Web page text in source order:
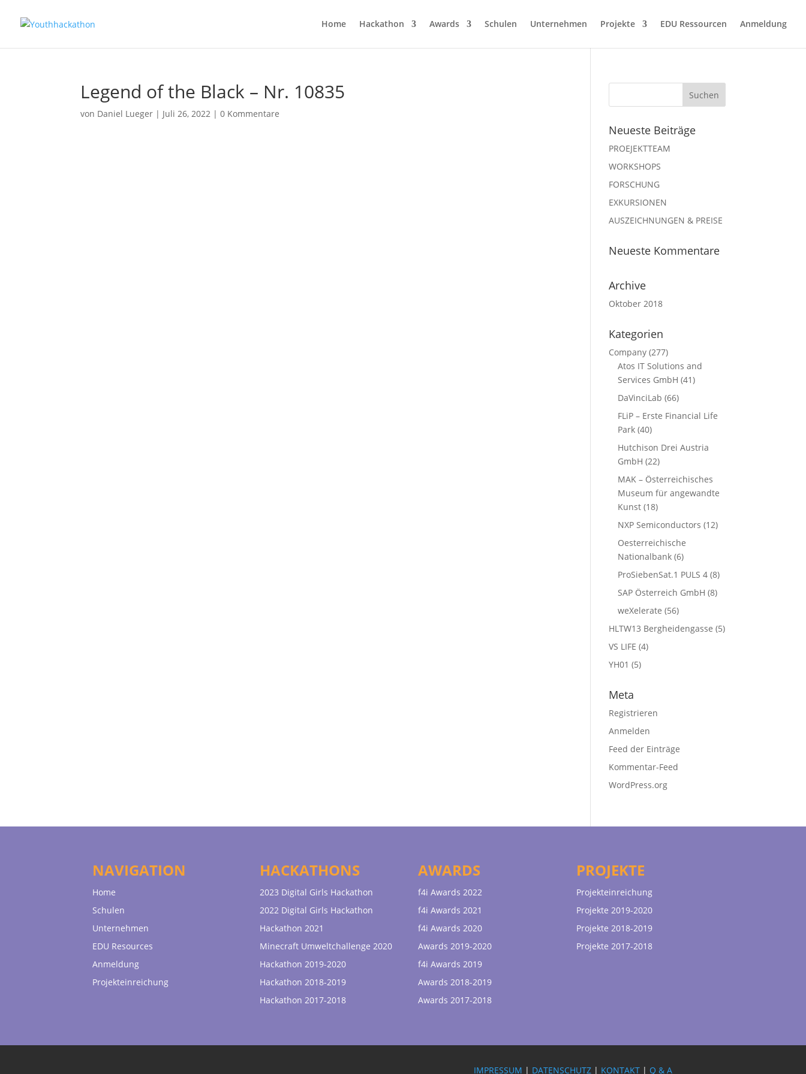
Home Hackathon Awards Schulen Unternehmen Projekte EDU Ressourcen Anmeldung
Legend of the Black – Nr. 10835
von Daniel Lueger | Juli 26, 2022 |0 Kommentare
Neueste Beiträge
PROEJEKTTEAM
WORKSHOPS
FORSCHUNG
EXKURSIONEN
AUSZEICHNUNGEN & PREISE
Neueste Kommentare
Archive
Oktober 2018
Kategorien
Company (277)
Atos IT Solutions and
Services GmbH (41)
DaVinciLab (66)
FLiP – Erste Financial Life
Park (40)
Hutchison Drei Austria
GmbH (22)
MAK – Österreichisches
Museum für angewandte
Kunst (18)
NXP Semiconductors (12)
Oesterreichische
Nationalbank (6)
ProSiebenSat.1 PULS 4 (8)
SAP Österreich GmbH (8)
weXelerate (56)
HLTW13 Bergheidengasse (5)
VS LIFE (4)
YH01 (5)
Meta
Registrieren
Anmelden
Feed der Einträge
Kommentar-Feed
WordPress.org
NAVIGATION
Home
Schulen
Unternehmen
EDU Resources
Anmeldung
Projekteinreichung
HACKATHONS
2023 Digital Girls Hackathon
2022 Digital Girls Hackathon
Hackathon 2021
Minecraft Umweltchallenge 2020
Hackathon 2019-2020
Hackathon 2018-2019
Hackathon 2017-2018
AWARDS
f4i Awards 2022
f4i Awards 2021
f4i Awards 2020
Awards 2019-2020
f4i Awards 2019
Awards 2018-2019
Awards 2017-2018
PROJEKTE
Projekteinreichung
Projekte 2019-2020
Projekte 2018-2019
Projekte 2017-2018
IMPRESSUM | DATENSCHUTZ | KONTAKT | Q & A